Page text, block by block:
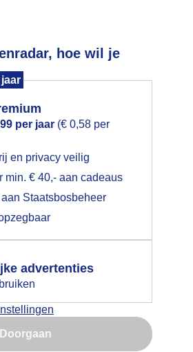
hoe wil je
jaar
per jaar (€ 0,58 per
en privacy veilig
min. € 40,- aan cadeaus
Staatsbosbeheer
advertenties
Instellingen
Doorgaan
Weerzine
Zoeken in
gebruiken voor
het weer?
geen akkoord op hebt
er zo een pop-up uit
deze toestemming
wordt.
toon de popup
misschien later